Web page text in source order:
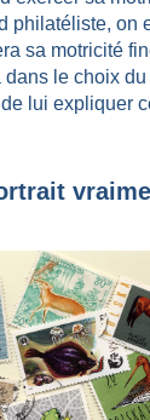
philatéliste, on
sa motricité
le choix du
lui expliquer